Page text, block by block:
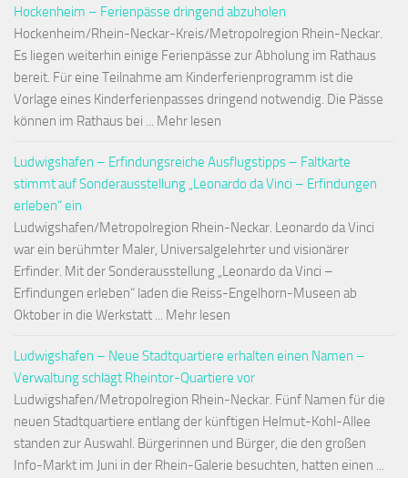
Hockenheim – Ferienpässe dringend abzuholen
Hockenheim/Rhein-Neckar-Kreis/Metropolregion Rhein-Neckar.
Es liegen weiterhin einige Ferienpässe zur Abholung im Rathaus
bereit. Für eine Teilnahme am Kinderferienprogramm ist die
Vorlage eines Kinderferienpasses dringend notwendig. Die Pässe
können im Rathaus bei ... Mehr lesen
Ludwigshafen – Erfindungsreiche Ausflugstipps – Faltkarte
stimmt auf Sonderausstellung „Leonardo da Vinci – Erfindungen
erleben“ ein
Ludwigshafen/Metropolregion Rhein-Neckar. Leonardo da Vinci
war ein berühmter Maler, Universalgelehrter und visionärer
Erfinder. Mit der Sonderausstellung „Leonardo da Vinci –
Erfindungen erleben“ laden die Reiss-Engelhorn-Museen ab
Oktober in die Werkstatt ... Mehr lesen
Ludwigshafen – Neue Stadtquartiere erhalten einen Namen –
Verwaltung schlägt Rheintor-Quartiere vor
Ludwigshafen/Metropolregion Rhein-Neckar. Fünf Namen für die
neuen Stadtquartiere entlang der künftigen Helmut-Kohl-Allee
standen zur Auswahl. Bürgerinnen und Bürger, die den großen
Info-Markt im Juni in der Rhein-Galerie besuchten, hatten einen ...